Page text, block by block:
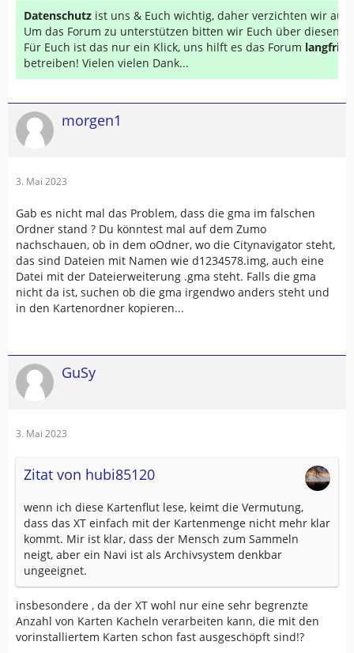
Datenschutz ist uns & Euch wichtig, daher verzichten wir auf
Um das Forum zu unterstützen bitten wir Euch über diesen
Für Euch ist das nur ein Klick, uns hilft es das Forum
betreiben! Vielen vielen Dank...
morgen1
3. Mai 2023
Gab es nicht mal das Problem, dass die gma im falschen
Ordner stand ? Du könntest mal auf dem Zumo
nachschauen, ob in dem oOdner, wo die Citynavigator steht,
das sind Dateien mit Namen wie d1234578.img, auch eine
Datei mit der Dateierweiterung .gma steht. Falls die gma
nicht da ist, suchen ob die gma irgendwo anders steht und
in den Kartenordner kopieren...
GuSy
3. Mai 2023
Zitat von hubi85120
wenn ich diese Kartenflut lese, keimt die Vermutung,
dass das XT einfach mit der Kartenmenge nicht mehr klar
kommt. Mir ist klar, dass der Mensch zum Sammeln
neigt, aber ein Navi ist als Archivsystem denkbar
ungeeignet.
insbesondere , da der XT wohl nur eine sehr begrenzte
Anzahl von Karten Kacheln verarbeiten kann, die mit den
vorinstalliertem Karten schon fast ausgeschöpft sind!?